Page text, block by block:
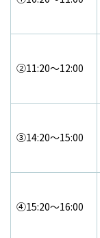
②11:20～12:00
③14:20～15:00
④15:20～16:00